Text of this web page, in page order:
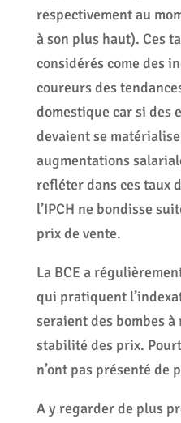
respectivement au
à son plus haut). Ces
considérés come des
coureurs des
domestique car si des
devaient se
augmentations
refléter dans ces taux
l’IPCH ne bondisse
prix de vente.
La BCE a
qui pratiquent
seraient des bombes
stabilité des prix.
n’ont pas présenté de
A y regarder de plus